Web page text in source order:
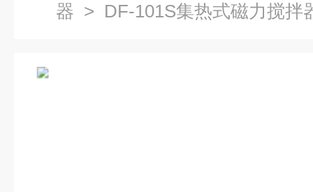
器 > DF-101S集热式磁力搅拌